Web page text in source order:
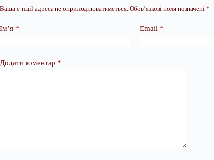
Ваша e-mail адреса не оприлюднюватиметься. Обов’язкові поля позначені *
Ім’я * Email *
Додати коментар *